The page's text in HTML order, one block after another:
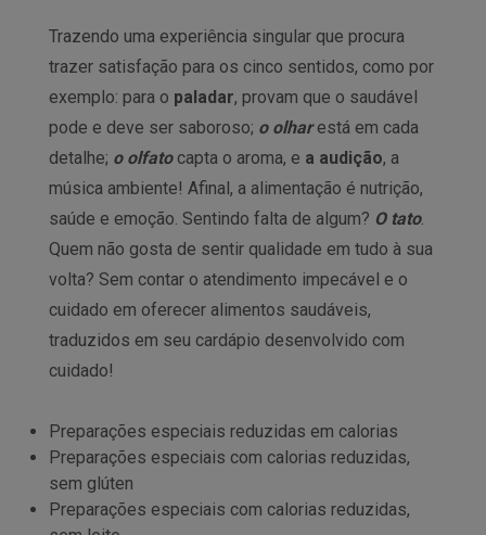
Trazendo uma experiência singular que procura
trazer satisfação para os cinco sentidos, como por
exemplo: para o paladar, provam que o saudável
pode e deve ser saboroso; o olharestá em cada
detalhe; o olfatocapta o aroma, e a audição, a
música ambiente! Afinal, a alimentação é nutrição,
saúde e emoção. Sentindo falta de algum? O tato.
Quem não gosta de sentir qualidade em tudo à sua
volta? Sem contar o atendimento impecável e o
cuidado em oferecer alimentos saudáveis,
traduzidos em seu cardápio desenvolvido com
cuidado!
Preparações especiais reduzidas em calorias
Preparações especiais com calorias reduzidas,
sem glúten
Preparações especiais com calorias reduzidas,